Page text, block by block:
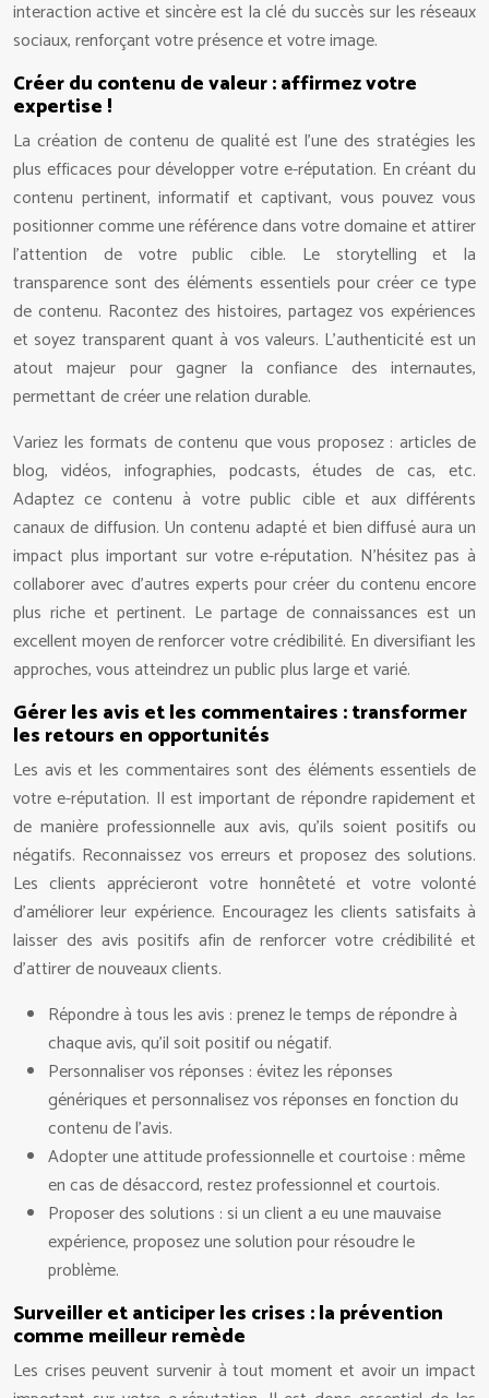
interaction active et sincère est la clé du succès sur les réseaux
sociaux, renforçant votre présence et votre image.
Créer du contenu de valeur : affirmez votre
expertise !
La création de contenu de qualité est l’une des stratégies les
plus efficaces pour développer votre e-réputation. En créant du
contenu pertinent, informatif et captivant, vous pouvez vous
positionner comme une référence dans votre domaine et attirer
l’attention de votre public cible. Le storytelling et la
transparence sont des éléments essentiels pour créer ce type
de contenu. Racontez des histoires, partagez vos expériences
et soyez transparent quant à vos valeurs. L’authenticité est un
atout majeur pour gagner la confiance des internautes,
permettant de créer une relation durable.
Variez les formats de contenu que vous proposez : articles de
blog, vidéos, infographies, podcasts, études de cas, etc.
Adaptez ce contenu à votre public cible et aux différents
canaux de diffusion. Un contenu adapté et bien diffusé aura un
impact plus important sur votre e-réputation. N’hésitez pas à
collaborer avec d’autres experts pour créer du contenu encore
plus riche et pertinent. Le partage de connaissances est un
excellent moyen de renforcer votre crédibilité. En diversifiant les
approches, vous atteindrez un public plus large et varié.
Gérer les avis et les commentaires : transformer
les retours en opportunités
Les avis et les commentaires sont des éléments essentiels de
votre e-réputation. Il est important de répondre rapidement et
de manière professionnelle aux avis, qu’ils soient positifs ou
négatifs. Reconnaissez vos erreurs et proposez des solutions.
Les clients apprécieront votre honnêteté et votre volonté
d’améliorer leur expérience. Encouragez les clients satisfaits à
laisser des avis positifs afin de renforcer votre crédibilité et
d’attirer de nouveaux clients.
Répondre à tous les avis : prenez le temps de répondre à
chaque avis, qu’il soit positif ou négatif.
Personnaliser vos réponses : évitez les réponses
génériques et personnalisez vos réponses en fonction du
contenu de l’avis.
Adopter une attitude professionnelle et courtoise : même
en cas de désaccord, restez professionnel et courtois.
Proposer des solutions : si un client a eu une mauvaise
expérience, proposez une solution pour résoudre le
problème.
Surveiller et anticiper les crises : la prévention
comme meilleur remède
Les crises peuvent survenir à tout moment et avoir un impact